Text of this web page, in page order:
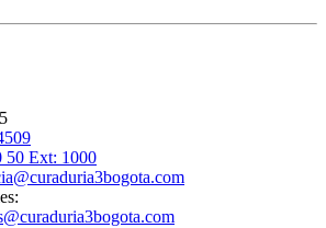
50 Ext: 1000